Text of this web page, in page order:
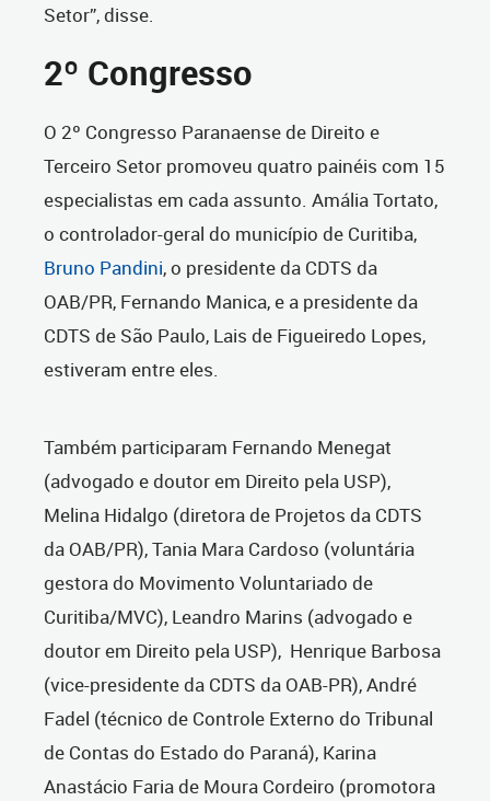
Setor”, disse.
2º Congresso
O 2º Congresso Paranaense de Direito e
Terceiro Setor promoveu quatro painéis com 15
especialistas em cada assunto. Amália Tortato,
o controlador-geral do município de Curitiba,
Bruno Pandini, o presidente da CDTS da
OAB/PR, Fernando Manica, e a presidente da
CDTS de São Paulo, Lais de Figueiredo Lopes,
estiveram entre eles.
Também participaram Fernando Menegat
(advogado e doutor em Direito pela USP),
Melina Hidalgo (diretora de Projetos da CDTS
da OAB/PR), Tania Mara Cardoso (voluntária
gestora do Movimento Voluntariado de
Curitiba/MVC), Leandro Marins (advogado e
doutor em Direito pela USP), Henrique Barbosa
(vice-presidente da CDTS da OAB-PR), André
Fadel (técnico de Controle Externo do Tribunal
de Contas do Estado do Paraná), Karina
Anastácio Faria de Moura Cordeiro (promotora